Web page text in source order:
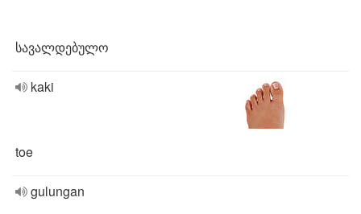
სავალდებულო
kaki
toe
gulungan